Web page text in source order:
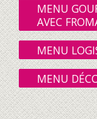
MENU
AVEC
MENU
MENU